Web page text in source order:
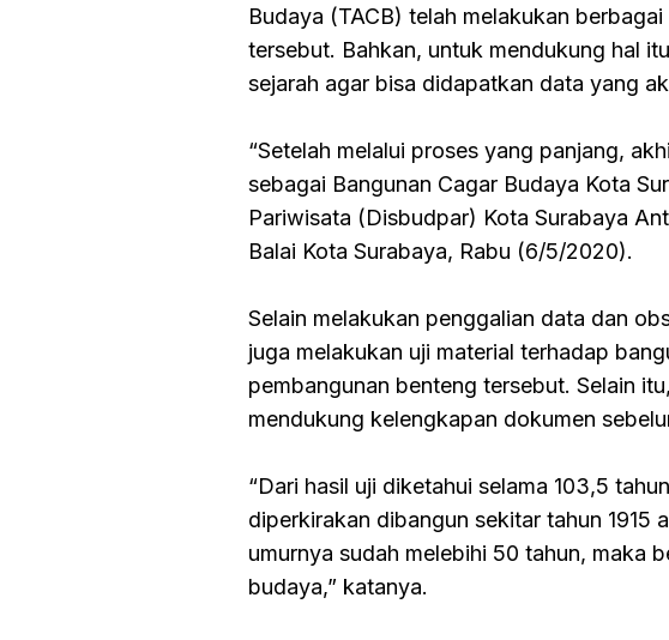
Budaya (TACB) telah melakukan
tersebut. Bahkan, untuk mendukung hal
sejarah agar bisa didapatkan data yang
“Setelah melalui proses yang panjang,
sebagai Bangunan Cagar Budaya Kota
Pariwisata (Disbudpar) Kota Surabaya
Balai Kota Surabaya, Rabu (6/5/2020).
Selain melakukan penggalian data dan
juga melakukan uji material terhadap
pembangunan benteng tersebut. Selain
mendukung kelengkapan dokumen
“Dari hasil uji diketahui selama 103,5
diperkirakan dibangun sekitar tahun 1915
umurnya sudah melebihi 50 tahun, maka
budaya,” katanya.